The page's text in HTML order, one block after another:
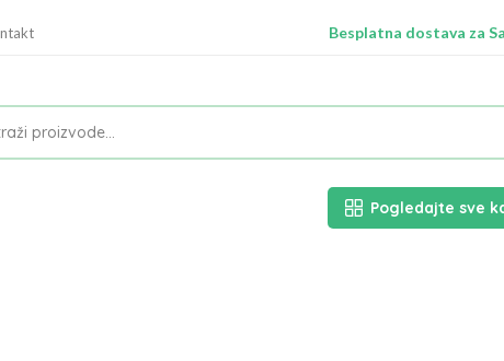
Besplatna dostava za
Pogledajte sve